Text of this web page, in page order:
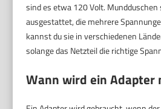
sind es etwa 120 Volt.
ausgestattet, die mehrere
kannst du sie in verschiedenen
solange das Netzteil die richtige
Wann wird ein Adapter